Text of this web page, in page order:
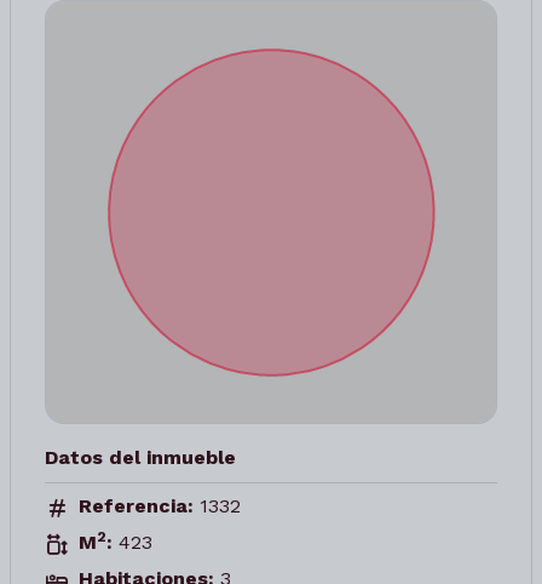
Datos del inmueble
Referencia: 1332
M2: 423
Habitaciones: 3